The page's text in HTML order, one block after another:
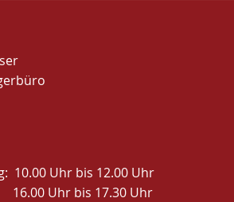
10.00 Uhr bis 12.00 Uhr
Uhr bis 17.30 Uhr